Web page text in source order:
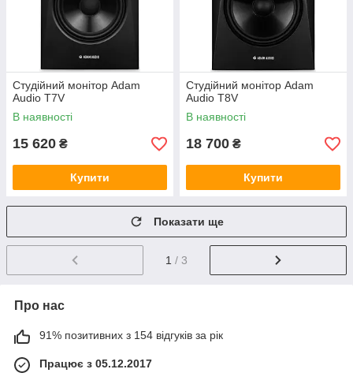
Студійний монітор Adam
Audio T7V
В наявності
15 620 ₴
Купити
Студійний монітор Adam
Audio T8V
В наявності
18 700 ₴
Купити
Показати ще
1 / 3
Про нас
91% позитивних з 154 відгуків за рік
Працює з 05.12.2017